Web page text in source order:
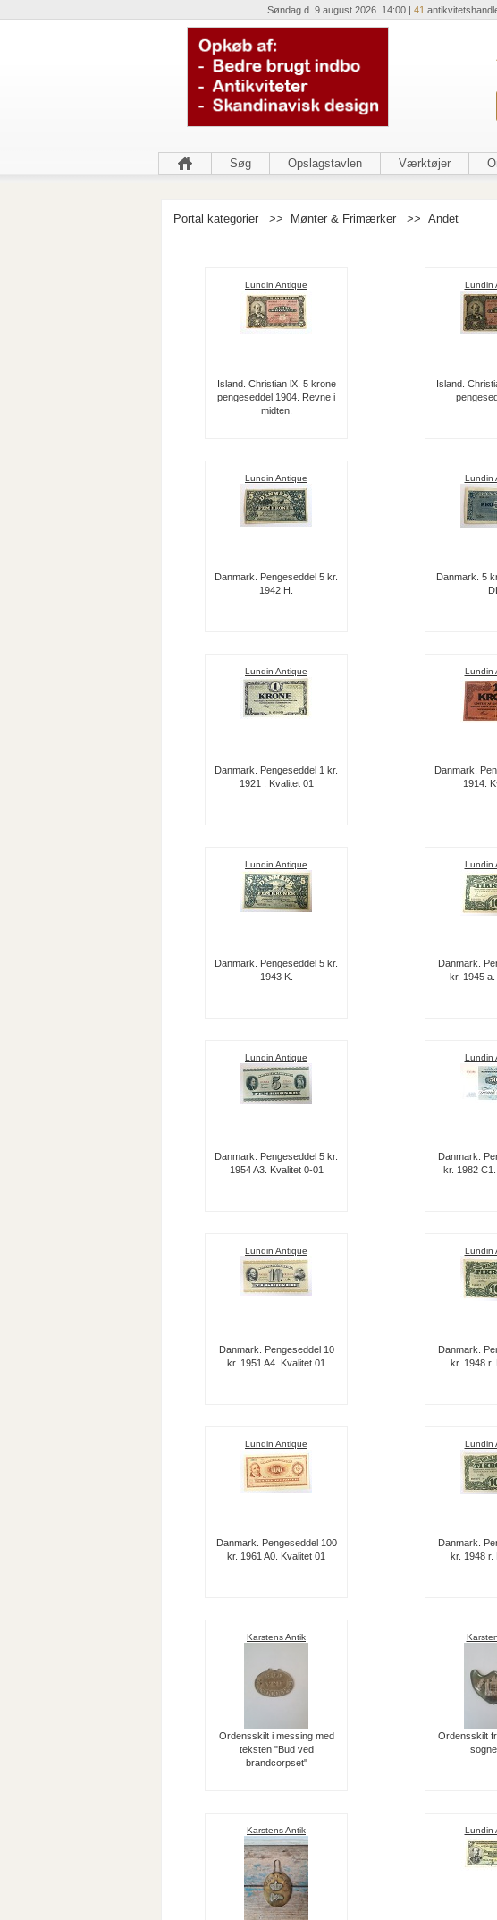
Søndag d. 9 august 2026 14:00 | 41
Søg Opslagstavlen Værktøjer
Portal kategorier >> Mønter & Frimærker >> Andet
Lundin Antique
Island. Christian lX. 5 krone
pengeseddel 1904. Revne i
midten.
Lundin
Island.
Lundin Antique
Danmark. Pengeseddel 5 kr.
1942 H.
Lundin
Danmark. 5
DL.
Lundin Antique
Danmark. Pengeseddel 1 kr.
1921 . Kvalitet 01
Lundin
Danmark.
1914.
Lundin Antique
Danmark. Pengeseddel 5 kr.
1943 K.
Lundin
Danmark.
kr. 1945
Lundin Antique
Danmark. Pengeseddel 5 kr.
1954 A3. Kvalitet 0-01
Lundin
Danmark.
kr. 1982
Lundin Antique
Danmark. Pengeseddel 10
kr. 1951 A4. Kvalitet 01
Lundin
Danmark.
kr. 1948 r.
Lundin Antique
Danmark. Pengeseddel 100
kr. 1961 A0. Kvalitet 01
Lundin
Danmark.
kr. 1948 r.
Karstens Antik
Ordensskilt i messing med
teksten "Bud ved
brandcorpset"
Ordensskilt
Karstens Antik Lundin